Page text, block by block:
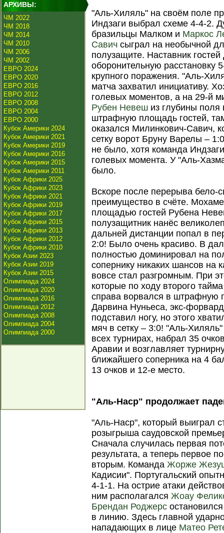
АРХИВЫ:
ЧМ 2022
ЧМ 2018
ЧМ 2014
ЧМ 2010
ЧМ 2006
ЧМ 2002
ЕВРО 2024
ЕВРО 2020
ЕВРО 2016
ЕВРО 2012
ЕВРО 2008
ЕВРО 2004
ЕВРО 2000
Кубок Америки 2024
Кубок Америки 2021
Кубок Америки 2019
Кубок Америки 2016
Кубок Америки 2015
Кубок Америки 2011
Кубок Африки 2025
Кубок Африки 2023
Кубок Африки 2021
Кубок Африки 2019
Кубок Африки 2017
Кубок Африки 2015
Кубок Африки 2013
Кубок Африки 2012
Кубок Африки 2010
Кубок Азии 2023
Кубок Азии 2019
Кубок Азии 2015
Олимпиада 2024
Олимпиада 2020
Олимпиада 2016
Олимпиада 2012
Олимпиада 2008
Олимпиада 2004
Олимпиада 2000
"Аль-Хиляль" на своём поле
Индзаги выбрал схеме 4-4-2.
бразильцы Малком и Маркос
Савич сыграл на необычной
полузащите. Наставник
оборонительную расстановку
крупного поражения. "Аль-
матча захватил инициативу.
голевых моментов, а на 29-й
Рубен Невеш из глубины
штрафную площадь гостей,
оказался Милинкович-Савич,
сетку ворот Бруну Варелы –
не было, хотя команда
голевых момента. У "Аль-
было.
Вскоре после перерыва бело-
преимущество в счёте.
площадью гостей Рубена
полузащитник нанёс
дальней дистанции попал в
2:0! Было очень красиво. В
полностью доминировал на
сопернику никаких шансов на
вовсе стал разгромным. При
которые по ходу второго
справа ворвался в штрафную
Дарвина Нуньеса, экс-
подставил ногу, но этого
мяч в сетку – 3:0! "Аль-
всех турнирах, набрал 35
Аравии и возглавляет
ближайшего соперника на 4
13 очков и 12-е место.
"Аль-Наср" продолжает
"Аль-Наср", который выиграл
розыгрыша саудовской
Сначала случилась первая
результата, а теперь первое
вторым. КомандаЖорже
Кадисии". Португальский
4-1-1. На острие атаки
ним располагалсяЖоау
Брендан Роджерс
в линию. Здесь главной
нападающих в лице Матео